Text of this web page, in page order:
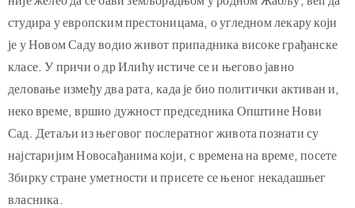
детаља о човеку који је био фасциниран делима стране
уметности, о амбициозном и интелигентном младићу који
није желео да се бави земљорадњом у родном Жабљу, већ да
студира у европским престоницама, о угледном лекару који
је у Новом Саду водио живот припадника високе грађанске
класе. У причи о др Илићу истиче се и његово јавно
деловање између два рата, када је био политички активан и,
неко време, вршио дужност председника Општине Нови
Сад. Детаљи из његовог послератног живота познати су